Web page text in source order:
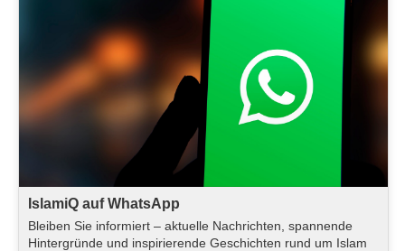
IslamiQ auf WhatsApp
Bleiben Sie informiert – aktuelle Nachrichten, spannende
Hintergründe und inspirierende Geschichten rund um Islam